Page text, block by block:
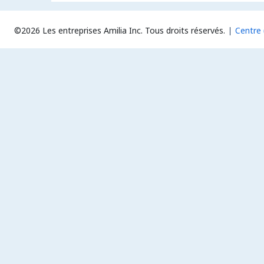
©2026 Les entreprises Amilia Inc. Tous droits réservés. Centre